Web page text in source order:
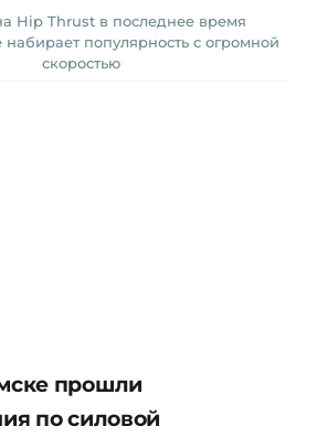
Hip Thrust в последнее время
популярность с огромной
скоростью
прошли
по силовой